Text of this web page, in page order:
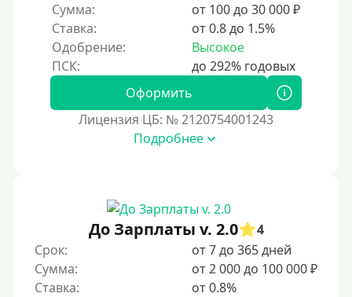
Сумма:
от 100 до 30 000 ₽
Ставка:
от 0.8 до 1.5%
Одобрение:
Высокое
Оформить
Лицензия ЦБ: № 2120754001243
Подробнее
До Зарплаты v. 2.0
4
Срок:
от 7 до 365 дней
Сумма:
от 2 000 до 100 000 ₽
Ставка:
от 0.8%